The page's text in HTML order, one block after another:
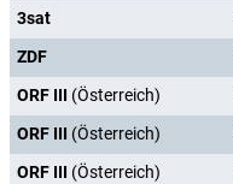
3sat
ZDF
ORF III (Österreich)
ORF III (Österreich)
ORF III (Österreich)